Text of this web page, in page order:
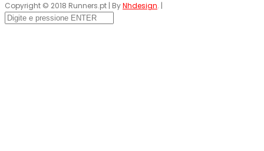
Copyright © 2018 Runners.pt | ByNhdesign. |